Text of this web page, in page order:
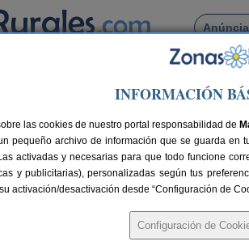
Busca por pueblo
cerca de Abusejo
Apartamentos
Béjar
INFORMACIÓN
las cookies de nuestro portal responsabilidad de
pequeño archivo de información que se guarda
activadas y necesarias para que todo funcione
y publicitarias), personalizadas según tus
activación/desactivación desde “Configuración de